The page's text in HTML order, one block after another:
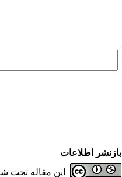
بازنشر اطلاعات
این مقاله تحت